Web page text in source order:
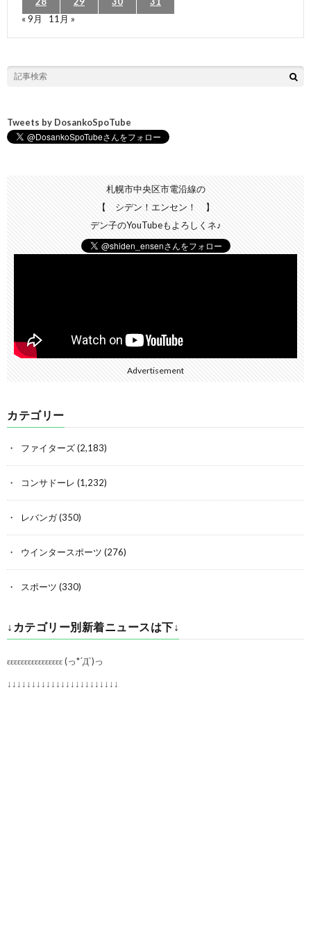
« 9月
11月 »
Tweets by DosankoSpoTube
札幌市中央区市電沿線の
【 シデン！エンセン！ 】
デン子のYouTubeもよろしくネ♪
Advertisement
カテゴリー
ファイターズ(2,183)
コンサドーレ (1,232)
レバンガ(350)
ウインタースポーツ (276)
スポーツ (330)
↓カテゴリー別新着ニュースは下↓
εεεεεεεεεεεεεεεε (っ*´Д`)っ
↓↓↓↓↓↓↓↓↓↓↓↓↓↓↓↓↓↓↓↓↓↓↓